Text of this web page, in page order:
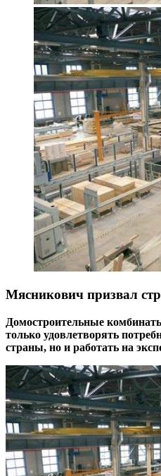
Мясникович призвал
Домостроительные
только удовлетворять
страны, но и работать на